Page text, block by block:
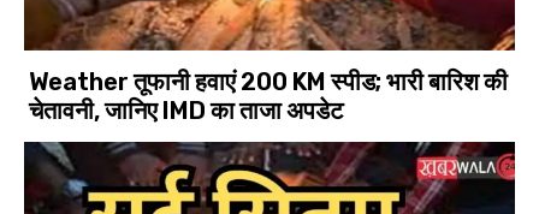
Weather तूफानी हवाएं 200 KM स्पीड; भारी बारिश की
चेतावनी, जानिए IMD का ताजा अपडेट